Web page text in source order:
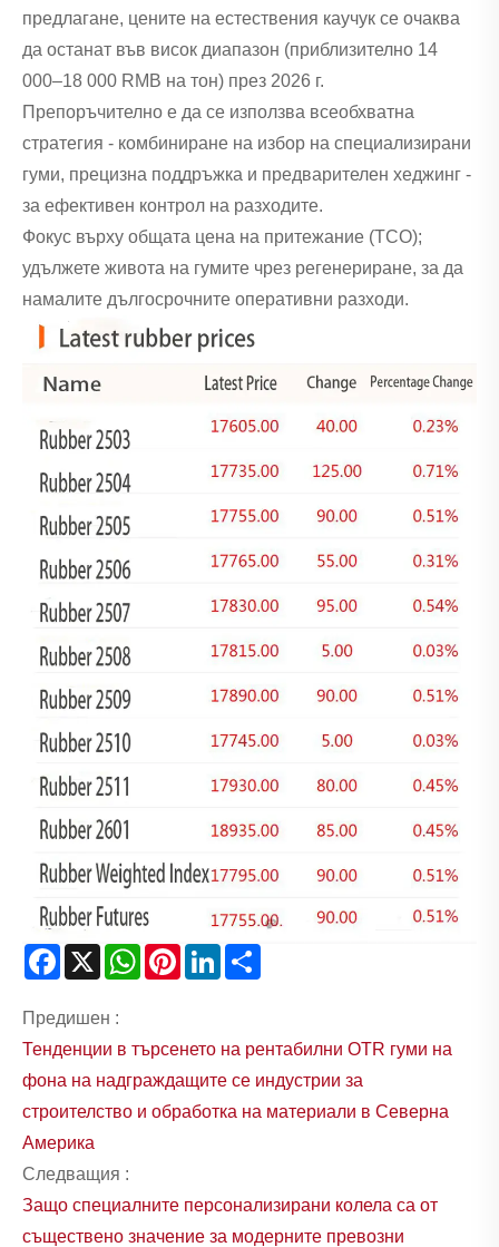
предлагане, цените на естествения каучук се очаква
да останат във висок диапазон (приблизително 14
000–18 000 RMB на тон) през 2026 г.
Препоръчително е да се използва всеобхватна
стратегия - комбиниране на избор на специализирани
гуми, прецизна поддръжка и предварителен хеджинг -
за ефективен контрол на разходите.
Фокус върху общата цена на притежание (TCO);
удължете живота на гумите чрез регенериране, за да
намалите дългосрочните оперативни разходи.
Facebook
X WhatsAppPinterestLinkedIn
Предишен :
Тенденции в търсенето на рентабилни OTR гуми на
фона на надграждащите се индустрии за
строителство и обработка на материали в Северна
Америка
Следващия :
Защо специалните персонализирани колела са от
съществено значение за модерните превозни